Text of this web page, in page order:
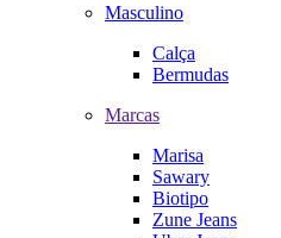
Masculino
Calça
Bermudas
Marcas
Marisa
Sawary
Biotipo
Zune Jeans